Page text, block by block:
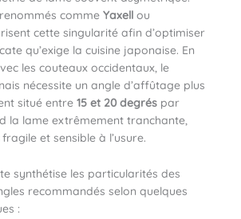
comme Yaxell ou
cette singularité afin d’optimiser
qu’exige la cuisine japonaise. En
les couteaux occidentaux, le
nécessite un angle d’affûtage plus
situé entre 15 et 20 degrés par
la lame extrêmement tranchante,
et sensible à l’usure.
synthétise les particularités des
recommandés selon quelques
: